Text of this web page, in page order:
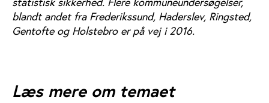
blandt andet fra Frederikssund, Haderslev, Ringsted,
Gentofte og Holstebro er på vej i 2016.
Læs mere om temaet